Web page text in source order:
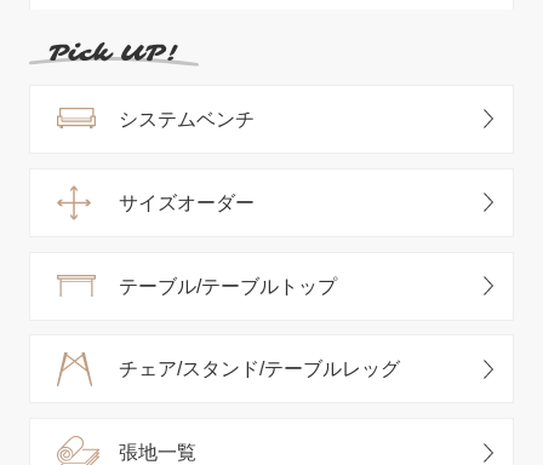
システムベンチ
サイズオーダー
テーブル/テーブルトップ
チェア/スタンド/テーブルレッグ
張地一覧